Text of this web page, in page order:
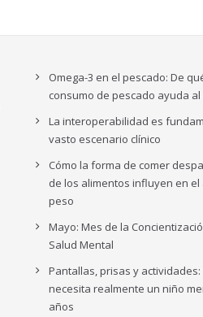
Omega-3 en el pescado: De
consumo de pescado ayuda al
La interoperabilidad es
vasto escenario clínico
Cómo la forma de comer
de los alimentos influyen en el
peso
Mayo: Mes de la
Salud Mental
Pantallas, prisas y actividades:
necesita realmente un niño
años